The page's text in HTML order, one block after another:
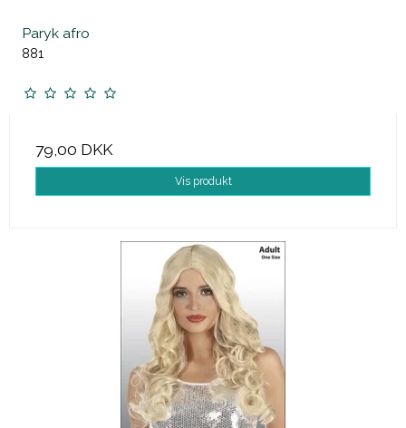
Paryk afro
881
79,00 DKK
Vis produkt